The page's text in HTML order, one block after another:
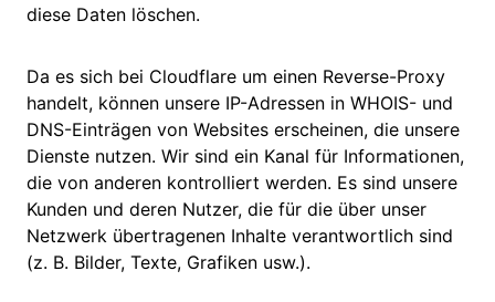
diese Daten löschen.
Da es sich bei Cloudflare um einen Reverse-Proxy
handelt, können unsere IP-Adressen in WHOIS- und
DNS-Einträgen von Websites erscheinen, die unsere
Dienste nutzen. Wir sind ein Kanal für Informationen,
die von anderen kontrolliert werden. Es sind unsere
Kunden und deren Nutzer, die für die über unser
Netzwerk übertragenen Inhalte verantwortlich sind
(z. B. Bilder, Texte, Grafiken usw.).